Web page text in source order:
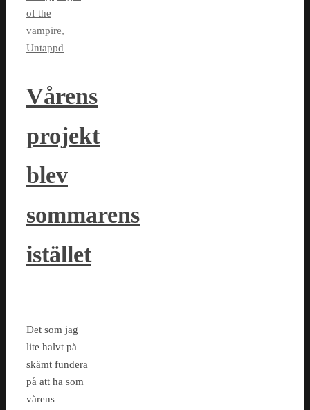
of the
vampire,
Untappd
Vårens
projekt
blev
sommarens
istället
Det som jag
lite halvt på
skämt fundera
på att ha som
vårens